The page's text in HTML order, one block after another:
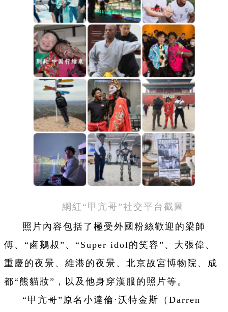
網紅“甲亢哥”社交平台截圖
照片內容包括了極受外國粉絲歡迎的梁師
傅、“鹵鵝叔”、“Super idol的笑容”、大張偉、
重慶的夜景、維港的夜景、北京故宮博物院、成
都“熊貓妝”，以及他身穿漢服的照片等。
“甲亢哥”原名小達倫·沃特金斯（Darren